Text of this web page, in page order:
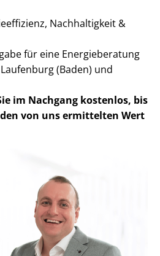
Nachhaltigkeit &
für eine Energieberatung
(Baden) und
im Nachgang kostenlos, bis
von uns ermittelten Wert